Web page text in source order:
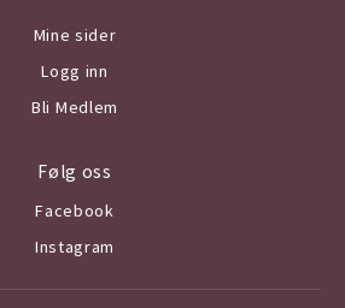
Mine sider
Logg inn
Bli Medlem
Følg oss
Facebook
Instagram